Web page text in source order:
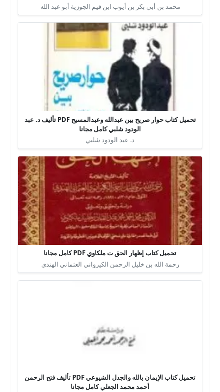
محمد بن أبي بكر بن أيوب ابن قيم الجوزية أبو عبد الله
تحميل كتاب حوار صريح بين عبدالله وعبدالمسيح PDF تأليف د. عبد
الودود شلبي كامل مجانا
د. عبد الودود شلبي
تحميل كتاب إظهار الحق ت ملكاوي PDF كامل مجانا
رحمة الله بن خليل الرحمن الكيرواني العثماني الهندي
تحميل كتاب الإيمان بالله والجدل الشيوعي PDF تأليف فتح الرحمن
أحمد محمد الجعلي كامل مجانا